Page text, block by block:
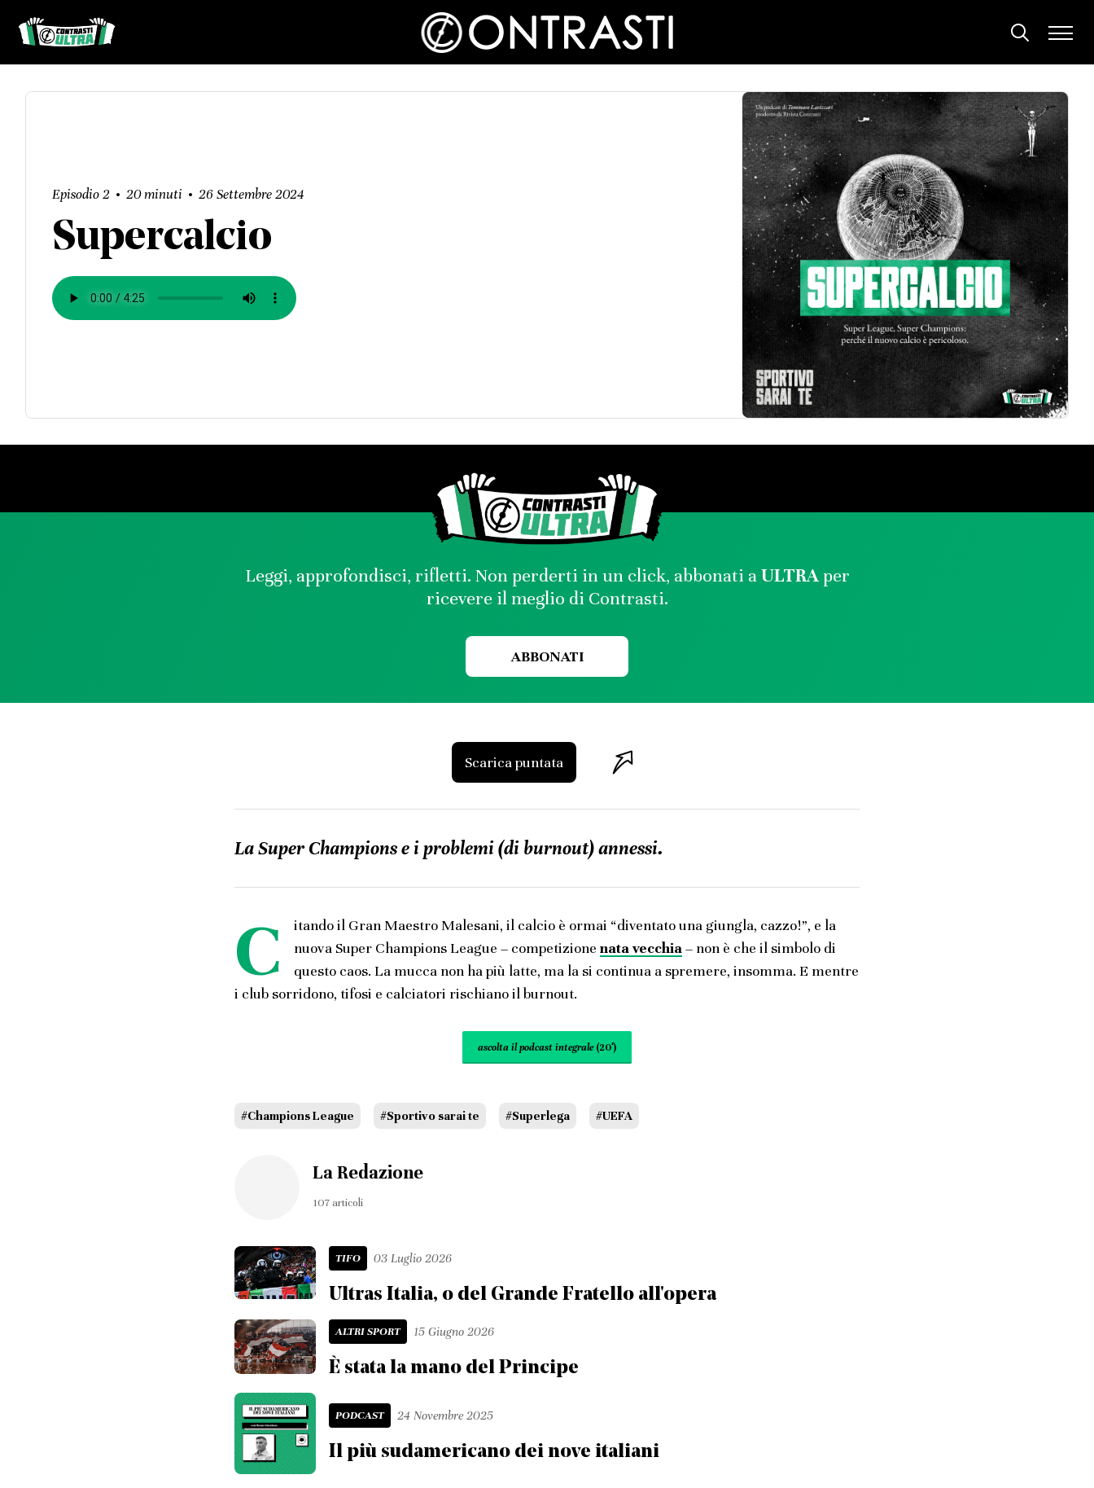
Episodio 2 20 minuti 26 Settembre 2024
Supercalcio
Leggi, approfondisci, rifletti. Non perderti in un click, abbonati aULTRAper
ricevere il meglio di Contrasti.
ABBONATI
Scarica puntata
La Super Champions e i problemi (di burnout) annessi.
C
itando il Gran Maestro Malesani, il calcio è ormai “diventato una giungla, cazzo!”, e la
nuova Super Champions League – competizione nata vecchia– non è che il simbolo di
questo caos. La mucca non ha più latte, ma la si continua a spremere, insomma. E mentre
i club sorridono, tifosi e calciatori rischiano il burnout.
ascolta il podcast integrale (20′)
#Champions League #Sportivo sarai te #Superlega #UEFA
La Redazione
107 articoli
TIFO 03 Luglio 2026
Ultras Italia, o del Grande Fratello all'opera
ALTRI SPORT 15 Giugno 2026
È stata la mano del Principe
PODCAST 24 Novembre 2025
Il più sudamericano dei nove italiani